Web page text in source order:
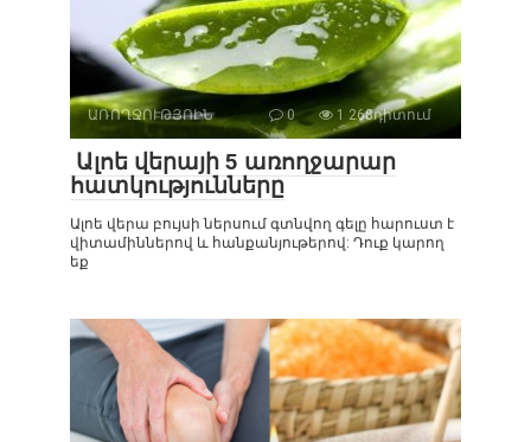
ԱՌՈՂՋՈՒԹՅՈԻՆ 0 1 268դիտում
Ալոե վերայի 5 առողջարար
հատկությունները
Ալոե վերա բույսի ներսում գտնվող գելը հարուստ է
վիտամիններով և հանքանյութերով: Դուք կարող
եք